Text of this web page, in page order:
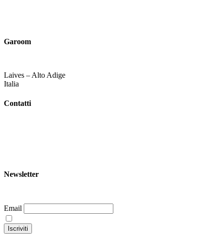
Garoom
Laives – Alto Adige
Italia
Contatti
Newsletter
Email